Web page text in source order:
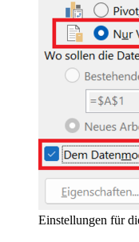
Einstellungen für